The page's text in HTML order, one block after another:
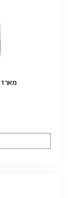
מארז